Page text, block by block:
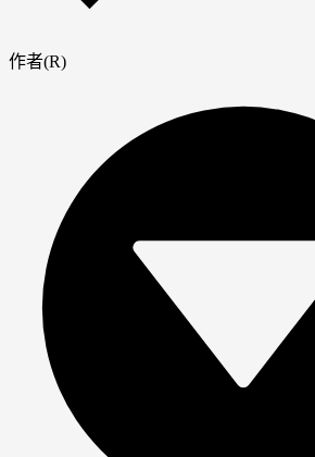
作者(R)